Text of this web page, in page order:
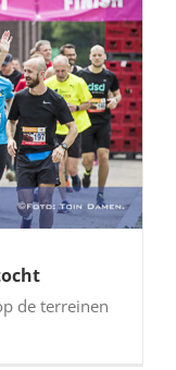
de terreinen